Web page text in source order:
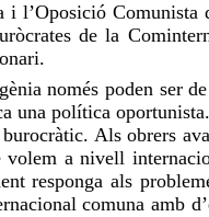
l’Oposició
de la
només poden ser
política
Als obrers
a nivell
responga als
comuna amb